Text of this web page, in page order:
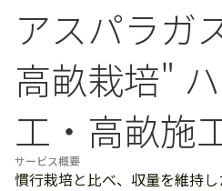
アスパラガ
高畝栽培"
工・高畝施
サービス概要
慣行栽培と比べ、収量を維持